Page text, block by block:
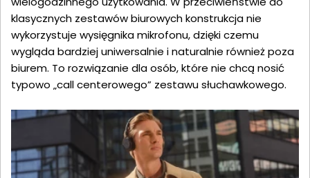
klasycznych zestawów biurowych konstrukcja nie
wykorzystuje wysięgnika mikrofonu, dzięki czemu
wygląda bardziej uniwersalnie i naturalnie również poza
biurem. To rozwiązanie dla osób, które nie chcą nosić
typowo „call centerowego” zestawu słuchawkowego.